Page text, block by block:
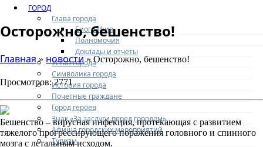
ГОРОД
Глава города
Биография
Полномочия
Доклады и отчеты
Устав города
Символика города
История города
Почетные граждане
Город героев
Знак «За заслуги перед городом»
Афиша городских мероприятий
Туризм
Осторожно, бешенство!
Главная» новости» Осторожно, бешенство!
Просмотров: 2771
Бешенство – вирусная инфекция, протекающая с развитием
тяжелого прогрессирующего поражения головного и спинного
мозга с летальным исходом.